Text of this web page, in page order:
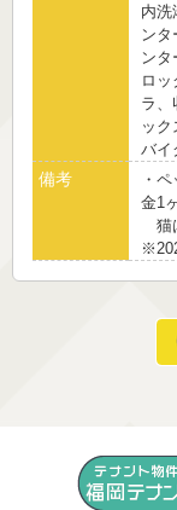
内洗
ンタ
ンタ
ロ
ラ、
ック
バイ
備考
・
金1
猫